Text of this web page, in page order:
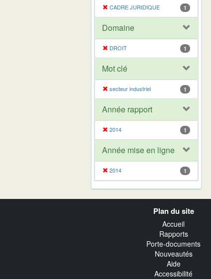
CADRE JURIDIQUE 1
Domaine
DROIT 1
Mot clé
secteur industriel 1
Année rapport
2014 1
Année mise en ligne
2014 1
Plan du site
Accueil
Rapports
Porte-documents
Nouveautés
Aide
Accessibilité